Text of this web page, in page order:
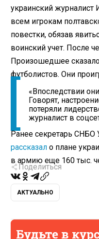
украинский журналист
всем игрокам
повестки, обязав
воинский учет. После
Произошедшее
футболистов. Они
«Впоследствии
Говорят,
потеряли
журналист в
Ранее секретарь СНБО
рассказал о плане
в армию еще 160 тыс.
Поделиться
АКТУАЛЬНО